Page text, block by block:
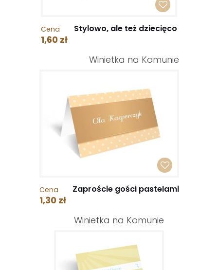
Cena
1,60 zł
Stylowo, ale też dziecięco
Winietka na Komunie
Cena
1,30 zł
Zaproście gości pastelami
Winietka na Komunie